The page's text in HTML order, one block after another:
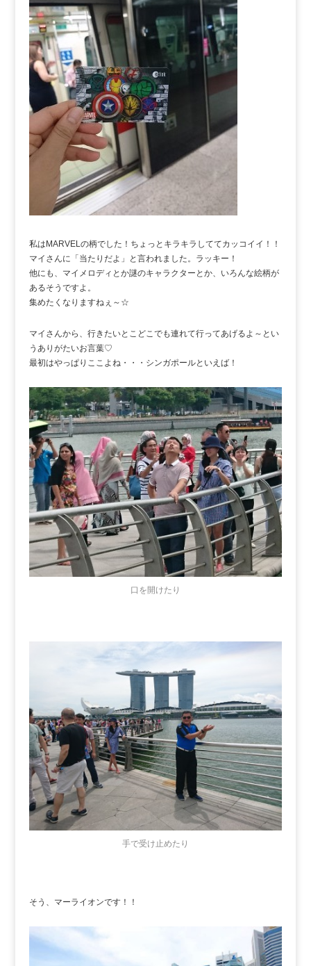
私はMARVELの柄でした！ちょっとキラキラしててカッコイイ！！
マイさんに「当たりだよ」と言われました。ラッキー！
他にも、マイメロディとか謎のキャラクターとか、いろんな絵柄が
あるそうですよ。
集めたくなりますねぇ～☆
マイさんから、行きたいとこどこでも連れて行ってあげるよ～とい
うありがたいお言葉♡
最初はやっぱりここよね・・・シンガポールといえば！
口を開けたり
手で受け止めたり
そう、マーライオンです！！